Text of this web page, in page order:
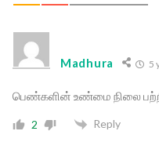
Madhura 5
பெண்களின் உண்மை நிலை
2 Reply